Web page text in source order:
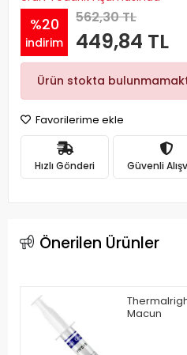
%20
indirim
562,30 TL
449,84 TL
Ürün stokta
Favorilerime ekle
Hızlı Gönderi Güvenli
Önerilen Ürünler
Macun